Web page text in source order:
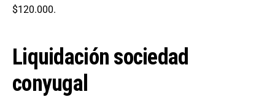
$120.000.
Liquidación sociedad
conyugal